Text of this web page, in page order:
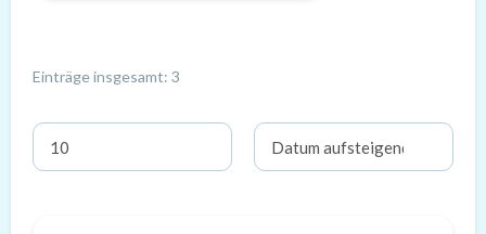
Einträge insgesamt: 3